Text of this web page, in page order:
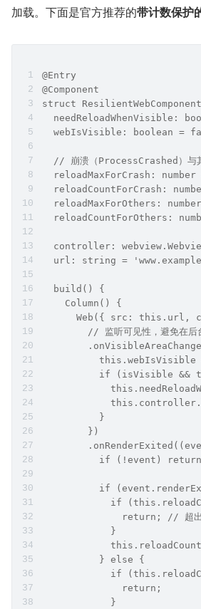
加载。下面是官方推荐的带计数保护
@Entry
@Component
struct
needReloadWhenVisible:
webIsVisible: boolean =
// 崩溃（ProcessCrashed）与
reloadMaxForCrash: number
reloadCountForCrash:
reloadMaxForOthers:
reloadCountForOthers:
controller:
url: string =
  build() {
    Column() {
Web({ src: this.url,
// 监听可见性，避免在后
this.webIsVisible
if (isVisible &&
          }
        })
if (!event)
if
if
return; // 超出
            }
          } else {
if
              return;
            }